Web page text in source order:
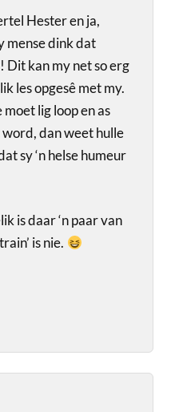
Hester en ja,
mense dink dat
Dit kan my net so erg
les opgesê met my.
lig loop en as
dan weet hulle
sy ‘n helse humeur
is daar ‘n paar van
is nie.